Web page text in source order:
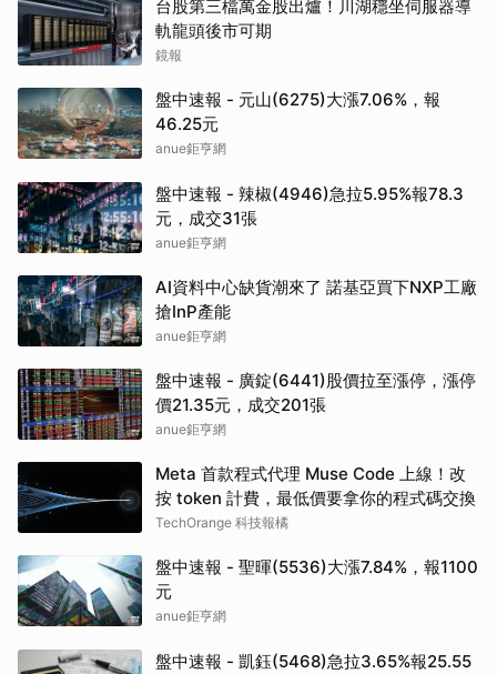
台股第三檔萬金股出爐！川湖穩坐伺服器導
軌龍頭後市可期
鏡報
盤中速報 - 元山(6275)大漲7.06%，報
46.25元
anue鉅亨網
盤中速報 - 辣椒(4946)急拉5.95%報78.3
元，成交31張
anue鉅亨網
AI資料中心缺貨潮來了 諾基亞買下NXP工廠
搶InP產能
anue鉅亨網
盤中速報 - 廣錠(6441)股價拉至漲停，漲停
價21.35元，成交201張
anue鉅亨網
Meta 首款程式代理 Muse Code 上線！改
按 token 計費，最低價要拿你的程式碼交換
TechOrange 科技報橘
盤中速報 - 聖暉(5536)大漲7.84%，報1100
元
anue鉅亨網
盤中速報 - 凱鈺(5468)急拉3.65%報25.55